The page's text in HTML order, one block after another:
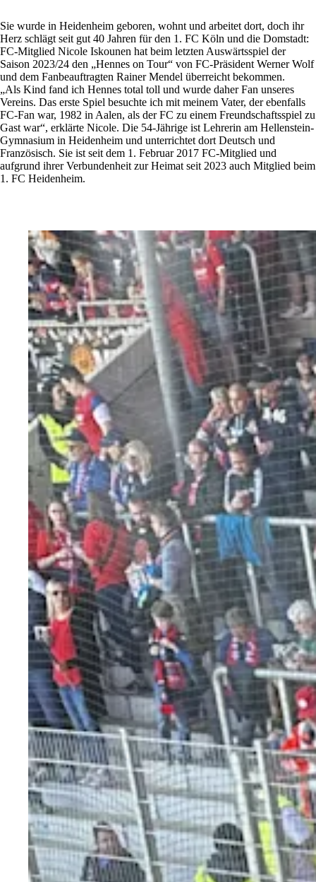
Sie wurde in Heidenheim geboren, wohnt und arbeitet dort, doch ihr
Herz schlägt seit gut 40 Jahren für den 1. FC Köln und die Domstadt:
FC-Mitglied Nicole Iskounen hat beim letzten Auswärtsspiel der
Saison 2023/24 den „Hennes on Tour“ von FC-Präsident Werner Wolf
und dem Fanbeauftragten Rainer Mendel überreicht bekommen.
„Als Kind fand ich Hennes total toll und wurde daher Fan unseres
Vereins. Das erste Spiel besuchte ich mit meinem Vater, der ebenfalls
FC-Fan war, 1982 in Aalen, als der FC zu einem Freundschaftsspiel zu
Gast war“, erklärte Nicole. Die 54-Jährige ist Lehrerin am Hellenstein-
Gymnasium in Heidenheim und unterrichtet dort Deutsch und
Französisch. Sie ist seit dem 1. Februar 2017 FC-Mitglied und
aufgrund ihrer Verbundenheit zur Heimat seit 2023 auch Mitglied beim
1. FC Heidenheim.